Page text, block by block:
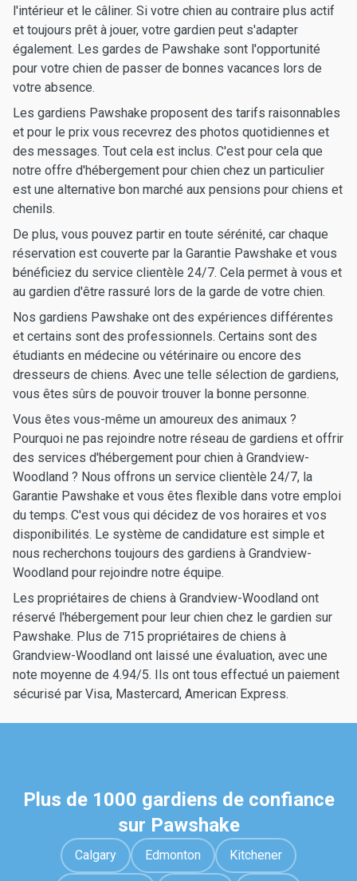
l'intérieur et le câliner. Si votre chien au contraire plus actif
et toujours prêt à jouer, votre gardien peut s'adapter
également. Les gardes de Pawshake sont l'opportunité
pour votre chien de passer de bonnes vacances lors de
votre absence.
Les gardiens Pawshake proposent des tarifs raisonnables
et pour le prix vous recevrez des photos quotidiennes et
des messages. Tout cela est inclus. C'est pour cela que
notre offre d'hébergement pour chien chez un particulier
est une alternative bon marché aux pensions pour chiens et
chenils.
De plus, vous pouvez partir en toute sérénité, car chaque
réservation est couverte par la Garantie Pawshake et vous
bénéficiez du service clientèle 24/7. Cela permet à vous et
au gardien d'être rassuré lors de la garde de votre chien.
Nos gardiens Pawshake ont des expériences différentes
et certains sont des professionnels. Certains sont des
étudiants en médecine ou vétérinaire ou encore des
dresseurs de chiens. Avec une telle sélection de gardiens,
vous êtes sûrs de pouvoir trouver la bonne personne.
Vous êtes vous-même un amoureux des animaux ?
Pourquoi ne pas rejoindre notre réseau de gardiens et offrir
des services d'hébergement pour chien à Grandview-
Woodland ? Nous offrons un service clientèle 24/7, la
Garantie Pawshake et vous êtes flexible dans votre emploi
du temps. C'est vous qui décidez de vos horaires et vos
disponibilités. Le système de candidature est simple et
nous recherchons toujours des gardiens à Grandview-
Woodland pour rejoindre notre équipe.
Les propriétaires de chiens à Grandview-Woodland ont
réservé l'hébergement pour leur chien chez le gardien sur
Pawshake. Plus de 715 propriétaires de chiens à
Grandview-Woodland ont laissé une évaluation, avec une
note moyenne de 4.94/5. Ils ont tous effectué un paiement
sécurisé par Visa, Mastercard, American Express.
Plus de 1000 gardiens de confiance
sur Pawshake
Calgary Edmonton Kitchener